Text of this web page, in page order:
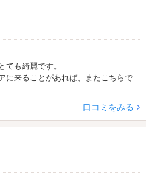
ても綺麗です。
に来ることがあれば、またこちらで
口コミをみる